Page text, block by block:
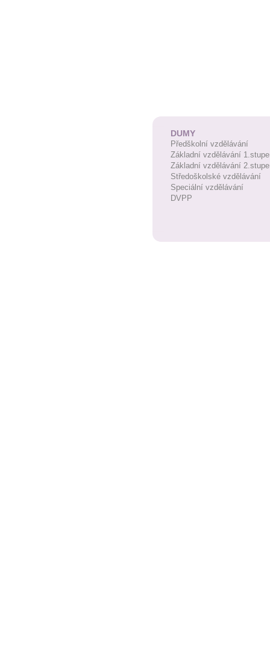
DUMY
Předškolní vzdělávání
Základní vzdělávání
Základní vzdělávání
Středoškolské vzdělávání
Speciální vzdělávání
DVPP